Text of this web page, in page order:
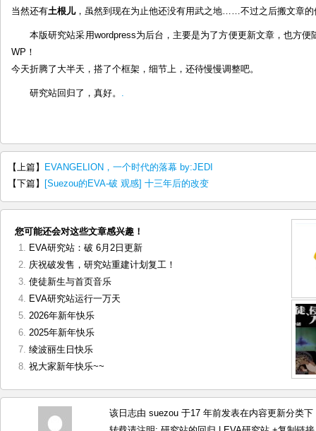
当然还有土根儿，虽然到现在为止他还没有用武之地……不过之后搬文章
本版研究站采用wordpress为后台，主要是为了方便更新文章，也方
WP！
今天折腾了大半天，搭了个框架，细节上，还待慢慢调整吧。
研究站回归了，真好。 .
【上篇】
EVANGELION，一个时代的落幕 by:JEDI
【下篇】
[Suezou的EVA-破 观感] 十三年后的改变
您可能还会对这些文章感兴趣！
EVA研究站：破 6月2日更新
庆祝破发售，研究站重建计划复工！
使徒新生与首页音乐
EVA研究站运行一万天
2026年新年快乐
2025年新年快乐
绫波丽生日快乐
祝大家新年快乐~~
该日志由 suezou 于17 年前发表在内容更新分类下